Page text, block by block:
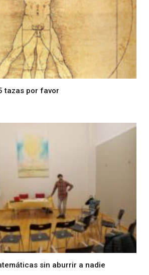
tazas por favor
sin aburrir a nadie